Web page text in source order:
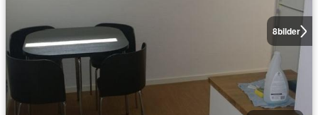
8bilder